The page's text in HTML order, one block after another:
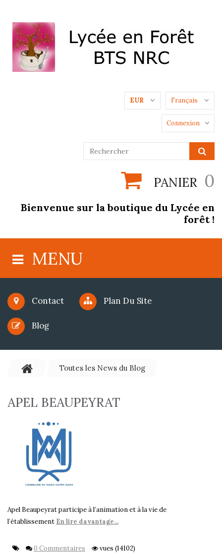
Français
EUR
Connexion
PANIER 0
Bienvenue sur la boutique du Lycée en
forêt !
MENU
Contact Plan Du Site
Blog
Toutes les News du Blog
APEL BEAUPEYRAT
Apel Beaupeyrat participe à l’animation et à la vie de
l’établissement En lire davantage...
0 Commentaires vues (14102)